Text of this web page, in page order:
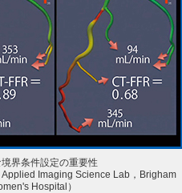
界条件設定の重要性
Applied Imaging Science Lab，Brigham
Hospital）